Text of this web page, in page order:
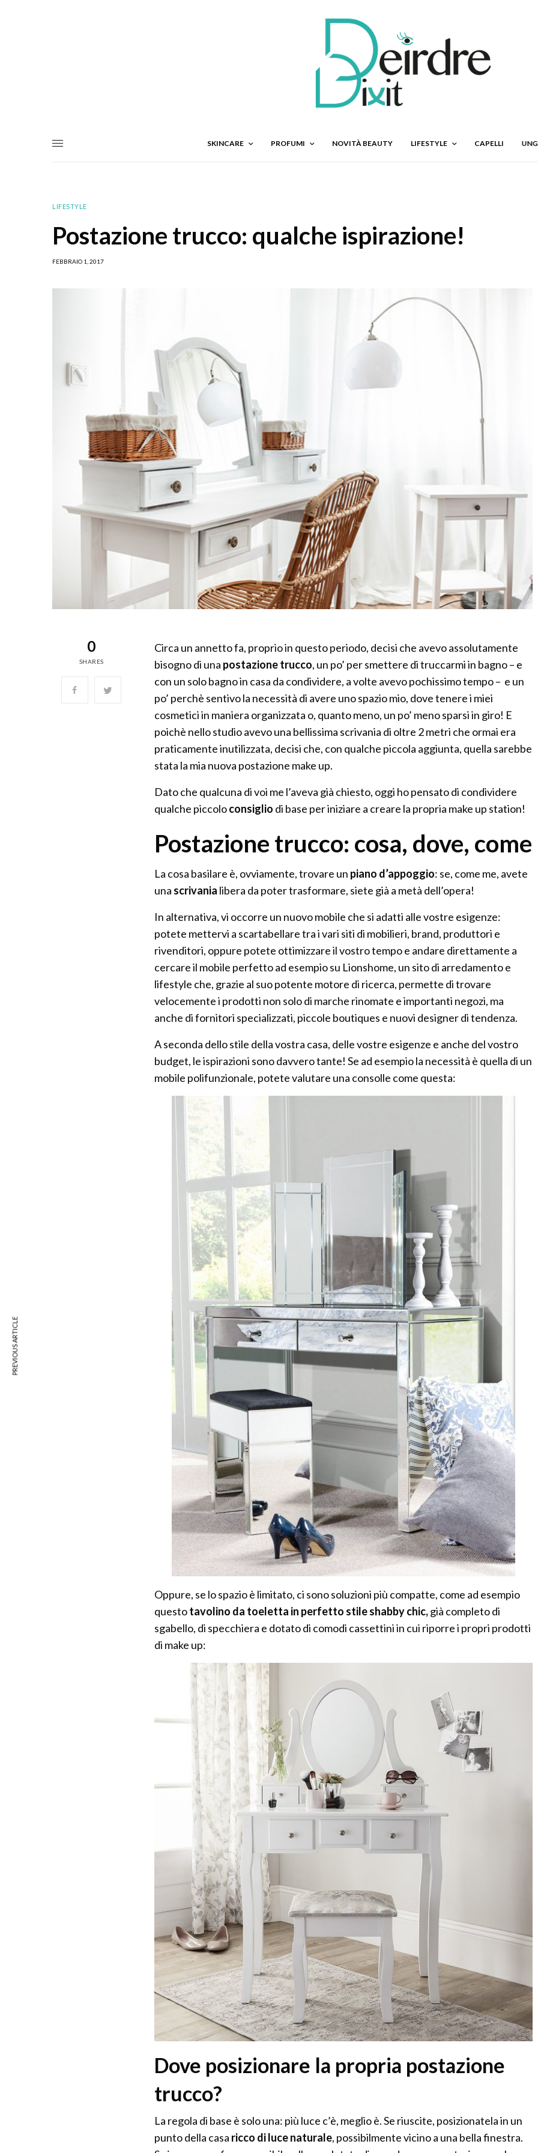
SKINCARE PROFUMI NOVITÀ BEAUTY LIFESTYLE CAPELLI
LIFESTYLE
Postazione trucco: qualche ispirazione!
FEBBRAIO 1, 2017
0
SHARES
Circa un annetto fa, proprio in questo periodo, decisi che avevo assolutamente
bisogno di una postazione trucco, un po’ per smettere di truccarmi in bagno – e
con un solo bagno in casa da condividere, a volte avevo pochissimo tempo – e un
po’ perchè sentivo la necessità di avere uno spazio mio, dove tenere i miei
cosmetici in maniera organizzata o, quanto meno, un po’ meno sparsi in giro! E
poichè nello studio avevo una bellissima scrivania di oltre 2 metri che ormai era
praticamente inutilizzata, decisi che, con qualche piccola aggiunta, quella sarebbe
stata la mia nuova postazione make up.
Dato che qualcuna di voi me l’aveva già chiesto, oggi ho pensato di condividere
qualche piccoloconsiglio di base per iniziare a creare la propria make up station!
Postazione trucco: cosa, dove, come
La cosa basilare è, ovviamente, trovare un piano d’appoggio: se, come me, avete
una scrivania libera da poter trasformare, siete già a metà dell’opera!
In alternativa, vi occorre un nuovo mobile che si adatti alle vostre esigenze:
potete mettervi a scartabellare tra i vari siti di mobilieri, brand, produttori e
rivenditori, oppure potete ottimizzare il vostro tempo e andare direttamente a
cercare il mobile perfetto ad esempio su Lionshome, un sito di arredamento e
lifestyle che, grazie al suo potente motore di ricerca, permette di trovare
velocemente i prodotti non solo di marche rinomate e importanti negozi, ma
anche di fornitori specializzati, piccole boutiques e nuovi designer di tendenza.
A seconda dello stile della vostra casa, delle vostre esigenze e anche del vostro
budget, le ispirazioni sono davvero tante! Se ad esempio la necessità è quella di un
mobile polifunzionale, potete valutare una consolle come questa:
Oppure, se lo spazio è limitato, ci sono soluzioni più compatte, come ad esempio
questotavolino da toeletta in perfetto stile shabby chic,già completo di
sgabello, di specchiera e dotato di comodi cassettini in cui riporre i propri prodotti
di make up:
Dove posizionare la propria postazione
trucco?
La regola di base è solo una: più luce c’è, meglio è. Se riuscite, posizionatela in un
punto della casa ricco di luce naturale, possibilmente vicino a una bella finestra.
PREVIOUS ARTICLE